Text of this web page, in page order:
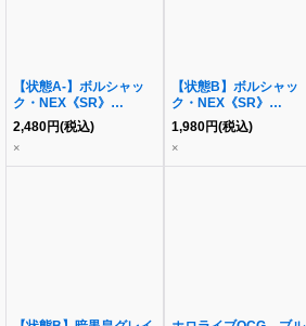
【状態A-】ボルシャッ
ク・NEX《SR》
{S8/S10/Y8}
2,480円(税込)
×
【状態B】ボルシャッ
ク・NEX《SR》
{S8/S10/Y8}《SR》
{S8/S10/Y8}
1,980円(税込)
×